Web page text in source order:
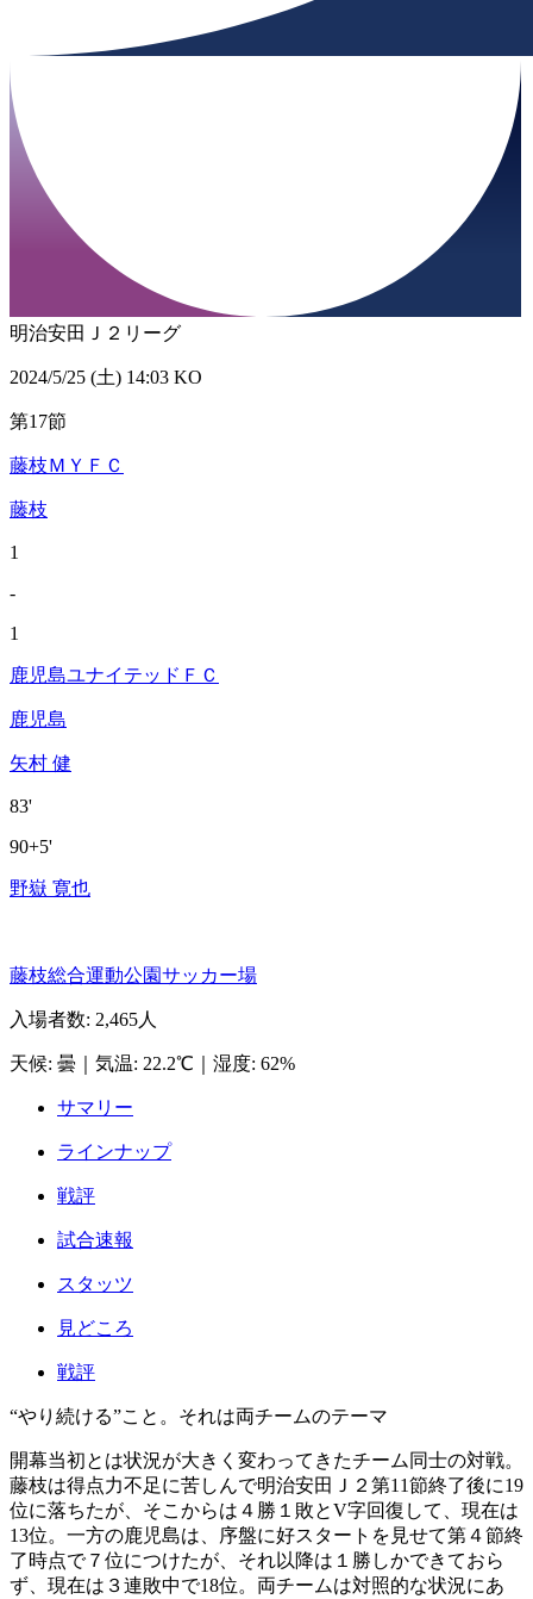
明治安田Ｊ２リーグ
2024/5/25 (土) 14:03 KO
第17節
藤枝ＭＹＦＣ
藤枝
1
-
1
鹿児島ユナイテッドＦＣ
鹿児島
矢村 健
83'
90+5'
野嶽 寛也
藤枝総合運動公園サッカー場
入場者数: 2,465人
天候: 曇 気温: 22.2℃ 湿度: 62%
サマリー
ラインナップ
戦評
試合速報
スタッツ
見どころ
戦評
“やり続ける”こと。それは両チームのテーマ
開幕当初とは状況が大きく変わってきたチーム同士の対戦。
藤枝は得点力不足に苦しんで明治安田Ｊ２第11節終了後に19
位に落ちたが、そこからは４勝１敗とV字回復して、現在は
13位。一方の鹿児島は、序盤に好スタートを見せて第４節終
了時点で７位につけたが、それ以降は１勝しかできておら
ず、現在は３連敗中で18位。両チームは対照的な状況にあ